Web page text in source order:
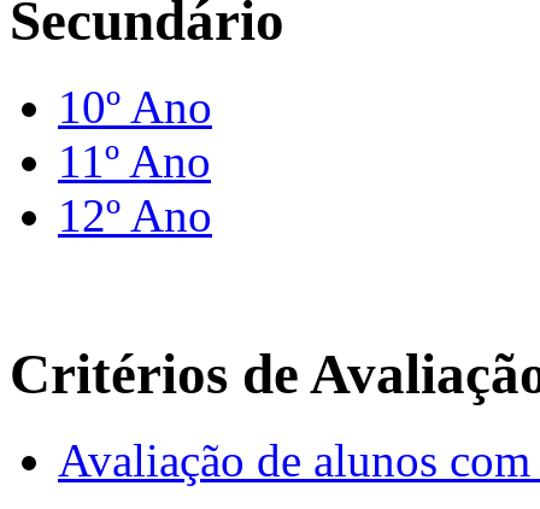
Secundário
10º Ano
11º Ano
12º Ano
Critérios de
Avaliação de alunos